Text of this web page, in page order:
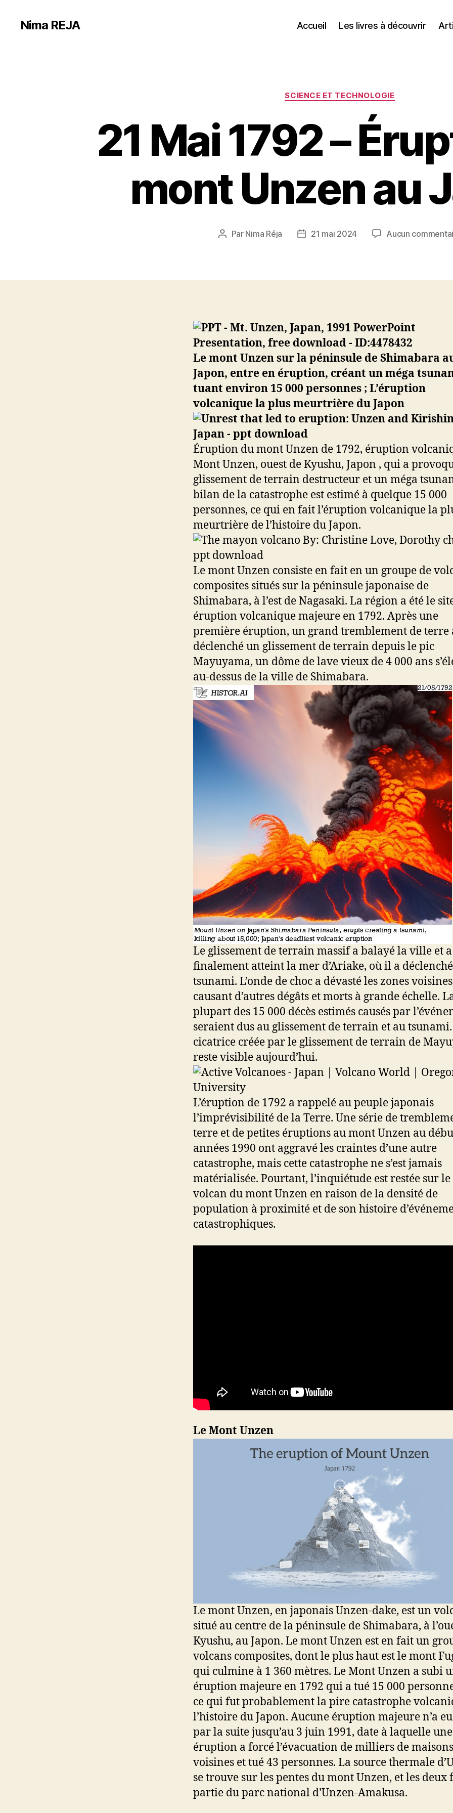
Nima REJA Accueil Les livres à découvrir
Catégories
SCIENCE ET TECHNOLOGIE
21 Mai 1792 –
mont Unzen au
Auteur
Par Nima Réja
Date21 mai 2024 Aucun
Le mont Unzen sur la péninsule de Shimabara
Japon, entre en éruption, créant un méga
tuant environ 15 000 personnes ; L’éruption
volcanique la plus meurtrière du Japon
Éruption du mont Unzen de 1792, éruption
Mont Unzen, ouest de Kyushu, Japon , qui a
glissement de terrain destructeur et un méga
bilan de la catastrophe est estimé à quelque 15 000
personnes, ce qui en fait l’éruption volcanique la
meurtrière de l’histoire du Japon.
Le mont Unzen consiste en fait en un groupe de
composites situés sur la péninsule japonaise de
Shimabara, à l’est de Nagasaki. La région a été le
éruption volcanique majeure en 1792. Après une
première éruption, un grand tremblement de terre
déclenché un glissement de terrain depuis le pic
Mayuyama, un dôme de lave vieux de 4 000 ans
au-dessus de la ville de Shimabara.
Le glissement de terrain massif a balayé la ville et a
finalement atteint la mer d’Ariake, où il a
tsunami. L’onde de choc a dévasté les zones
causant d’autres dégâts et morts à grande échelle.
plupart des 15 000 décès estimés causés par
seraient dus au glissement de terrain et au
cicatrice créée par le glissement de terrain de
reste visible aujourd’hui.
L’éruption de 1792 a rappelé au peuple japonais
l’imprévisibilité de la Terre. Une série de
terre et de petites éruptions au mont Unzen au
années 1990 ont aggravé les craintes d’une autre
catastrophe, mais cette catastrophe ne s’est jamais
matérialisée. Pourtant, l’inquiétude est restée sur le
volcan du mont Unzen en raison de la densité de
population à proximité et de son histoire
catastrophiques.
Le Mont Unzen
Le mont Unzen, en japonais Unzen-dake, est un
situé au centre de la péninsule de Shimabara, à
Kyushu, au Japon. Le mont Unzen est en fait un
volcans composites, dont le plus haut est le mont
qui culmine à 1 360 mètres. Le Mont Unzen a subi
éruption majeure en 1792 qui a tué 15 000
ce qui fut probablement la pire catastrophe
l’histoire du Japon. Aucune éruption majeure n’a
par la suite jusqu’au 3 juin 1991, date à laquelle une
éruption a forcé l’évacuation de milliers de maisons
voisines et tué 43 personnes. La source thermale
se trouve sur les pentes du mont Unzen, et les deux
partie du parc national d’Unzen-Amakusa.